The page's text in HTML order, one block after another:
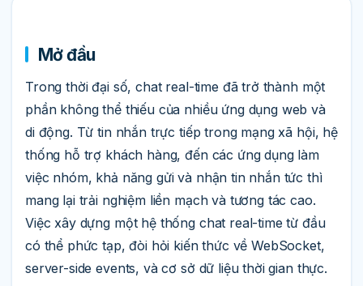
Mở đầu
Trong thời đại số, chat real-time đã trở thành một
phần không thể thiếu của nhiều ứng dụng web và
di động. Từ tin nhắn trực tiếp trong mạng xã hội, hệ
thống hỗ trợ khách hàng, đến các ứng dụng làm
việc nhóm, khả năng gửi và nhận tin nhắn tức thì
mang lại trải nghiệm liền mạch và tương tác cao.
Việc xây dựng một hệ thống chat real-time từ đầu
có thể phức tạp, đòi hỏi kiến thức về WebSocket,
server-side events, và cơ sở dữ liệu thời gian thực.